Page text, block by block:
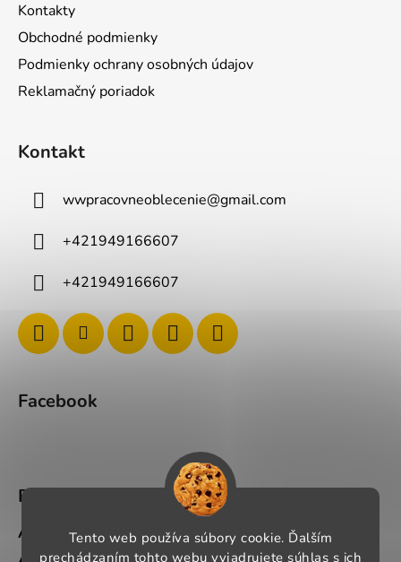
Tento web používa súbory cookie. Ďalším
prechádzaním tohto webu vyjadrujete súhlas s ich
Kontakty
Obchodné podmienky
Podmienky ochrany osobných údajov
Reklamačný poriadok
Kontakt
wwpracovneoblecenie@gmail.com
+421949166607
+421949166607
Facebook
BLOG
Ako si správne vybrať pracovné oblečenie?